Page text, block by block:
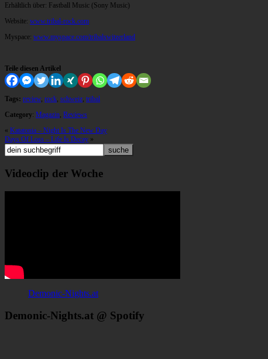
Erhältlich über: Fastball Music (Sony Music)
Website: www.tribal-rock.com
Myspace: www.myspace.com/tribalswitzerland
Teile diesen Artikel
Tags: review, rock, schweiz, tribal
Category: Magazin, Reviews
« Katatonia – Night Is The New Day
Days Of Loss – Life Is Decay »
Videoclip der Woche
Demonic-Nights.at
Demonic-Nights.at @ Spotify